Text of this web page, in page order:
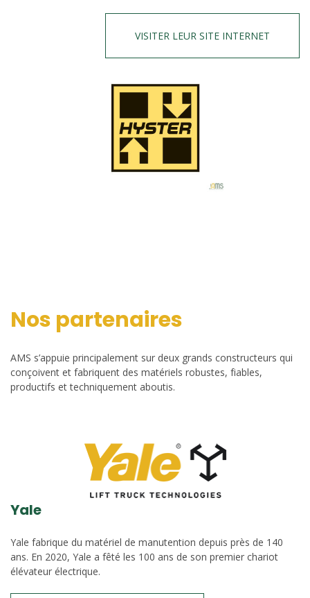
VISITER LEUR SITE INTERNET
Nos partenaires
AMS s’appuie principalement sur deux grands constructeurs qui
conçoivent et fabriquent des matériels robustes, fiables,
productifs et techniquement aboutis.
Yale
Yale fabrique du matériel de manutention depuis près de 140
ans. En 2020, Yale a fêté les 100 ans de son premier chariot
élévateur électrique.